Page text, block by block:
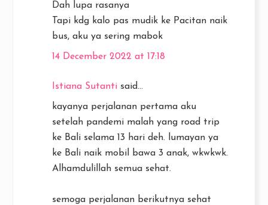
Dah lupa rasanya
Tapi kdg kalo pas mudik ke Pacitan naik
bus, aku ya sering mabok
14 December 2022 at 17:18
Istiana Sutanti said...
kayanya perjalanan pertama aku
setelah pandemi malah yang road trip
ke Bali selama 13 hari deh. lumayan ya
ke Bali naik mobil bawa 3 anak, wkwkwk.
Alhamdulillah semua sehat.
semoga perjalanan berikutnya sehat